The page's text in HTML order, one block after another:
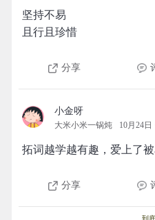
坚持不易
且行且珍惜
分享
小金呀
大米小米一锅炖 10月24
拓词越学越有趣，爱上了
分享
到